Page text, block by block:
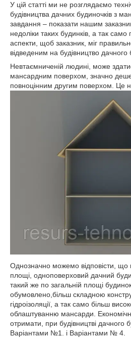
У цій статті ми не розглядаємо
будівництва дачних будиночків з
завдання – показати нашим
недоліки таких будинків, а так само
аспекти, щоб заказник, міг
відведеним на будівництво
Невтаємниченій людині, може
мансардним поверхом, значно
повноцінним другим поверхом. Це
Однозначно можемо відповісти, що
площі, одноповерховий дачний
такий же по загальній площі
обумовлено,більш складною
гідроізоляції, а так само більш
облаштуванню мансарди.
отримати, при будівництві дачного
Варіантами №1. і Варіантами № 4.